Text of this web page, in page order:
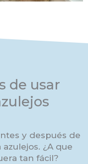
de usar
y después de
¿A que
tan fácil?